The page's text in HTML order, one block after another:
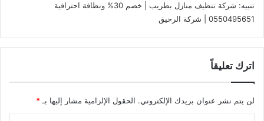
تنبيه:
شركة تنظيف منازل بطريب | خصم 30% ونظافة احترافية
0550495651 | شركة الرحيق
اترك تعليقاً
لن يتم نشر عنوان بريدك الإلكتروني. الحقول الإلزامية مشار إليها بـ *